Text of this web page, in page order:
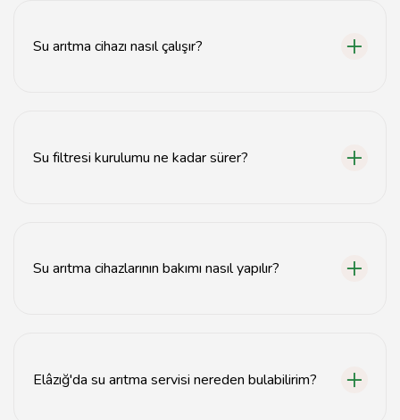
Su arıtma cihazı nasıl çalışır?
Su filtresi kurulumu ne kadar sürer?
Su arıtma cihazlarının bakımı nasıl yapılır?
Elâzığ'da su arıtma servisi nereden bulabilirim?